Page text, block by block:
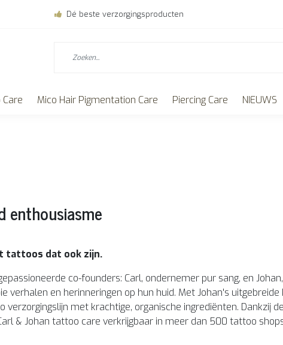
Dé beste verzorgingsproducten
Mico Hair Pigmentation Care Piercing Care NIEUWS
enthousiasme
tattoos dat ook zijn.
co-founders: Carl, ondernemer pur sang, en
verhalen en herinneringen op hun huid. Met Johan's
met krachtige, organische ingrediënten. Dankzij
& Johan tattoo care verkrijgbaar in meer dan 500 tattoo